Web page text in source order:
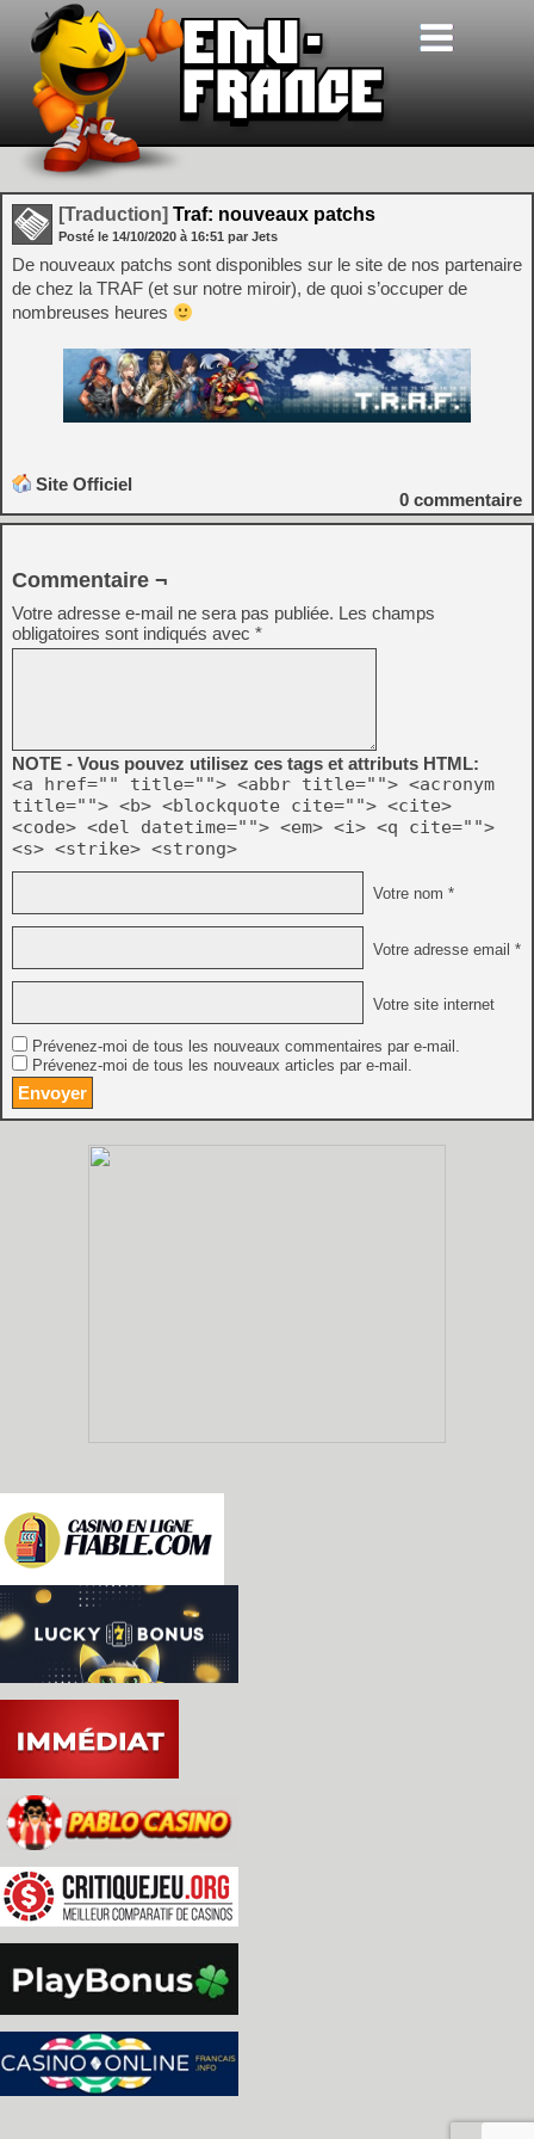
[Traduction] Traf: nouveaux patchs
Posté le 14/10/2020 à 16:51 par Jets
De nouveaux patchs sont disponibles sur le site de nos partenaire
de chez la TRAF (et sur notre miroir), de quoi s’occuper de
nombreuses heures
Site Officiel
0 commentaire
Commentaire ¬
Votre adresse e-mail ne sera pas publiée. Les champs
obligatoires sont indiqués avec *
NOTE - Vous pouvez utilisez ces tags et attributs HTML:
<a href="" title=""> <abbr title=""> <acronym
title=""> <b> <blockquote cite=""> <cite>
<code> <del datetime=""> <em> <i> <q cite="">
<s> <strike> <strong>
Votre nom *
Votre adresse email *
Votre site internet
Prévenez-moi de tous les nouveaux commentaires par e-mail.
Prévenez-moi de tous les nouveaux articles par e-mail.